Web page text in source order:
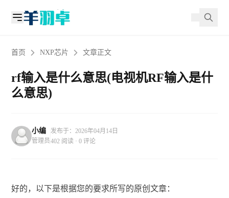
首页 NXP芯片 文章正文
rf输入是什么意思(电视机RF输入是什
么意思)
小编
管理员
发布于：2026年04月14日
402 阅读 · 0 评论
好的，以下是根据您的要求所写的原创文章：